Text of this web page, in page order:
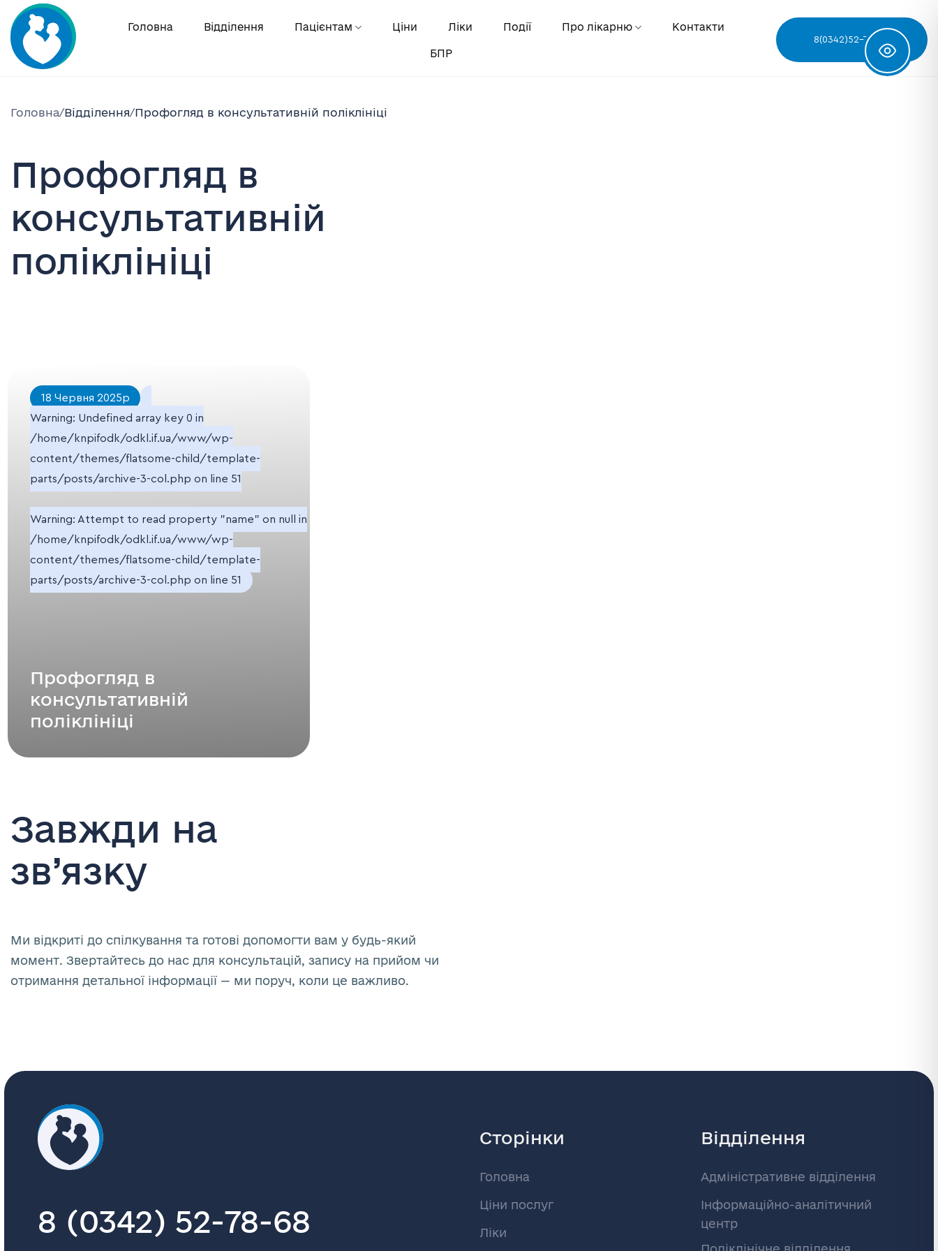
Skip
to
content
Головна Відділення Пацієнтам Ціни Ліки Події Про лікарню Контакти
БПР
8(0342)52-78-68
Головна/Відділення/Профогляд в консультативній поліклініці
Профогляд в
консультативній
поліклініці
Профогляд в
консультативній
поліклініці
18 Червня 2025р
Warning: Undefined array key 0 in
/home/knpifodk/odkl.if.ua/www/wp-
content/themes/flatsome-child/template-
parts/posts/archive-3-col.php on line 51
Warning: Attempt to read property "name" on null in
/home/knpifodk/odkl.if.ua/www/wp-
content/themes/flatsome-child/template-
parts/posts/archive-3-col.php on line 51
Завжди на
зв’язку
Ми відкриті до спілкування та готові допомогти вам у будь-який
момент. Звертайтесь до нас для консультацій, запису на прийом чи
отримання детальної інформації — ми поруч, коли це важливо.
8 (0342) 52-78-68
Сторінки
Головна
Ціни послуг
Ліки
Відділення
Адміністративне відділення
Інформаційно-аналітичний
центр